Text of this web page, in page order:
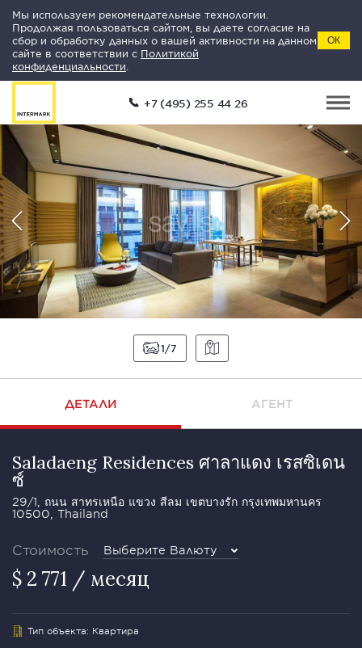
Мы используем рекомендательные технологии.
Продолжая пользоваться сайтом, вы даете согласие на
сбор и обработку данных о вашей активности на данном
сайте в соответствии с Политикой
конфиденциальности
ОК
+7 (495) 255 44 26
1 7
ДЕТАЛИ АГЕНТ
Saladaeng Residences ศาลาแดง เรสซิเดน
ซ์
29/1, ถนน สาทรเหนือ แขวง สีลม เขตบางรัก กรุงเทพมหานคร
10500, Thailand
Стоимость Выберите Валюту
$ 2 771 / месяц
Тип объекта: Квартира